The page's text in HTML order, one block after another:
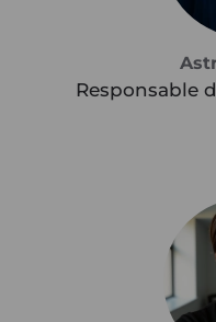
Responsable